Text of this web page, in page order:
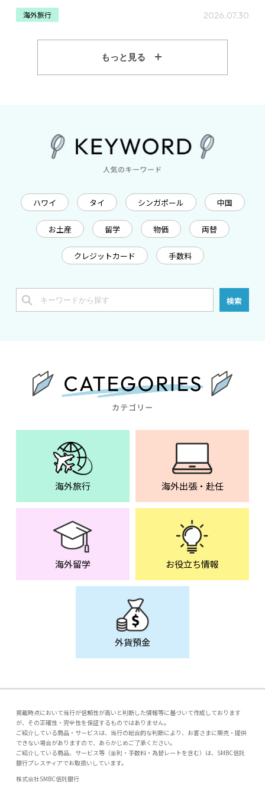
海外旅行 2026.07.30
もっと見る
ハワイ タイ シンガポール 中国
お土産 留学 物価 両替
クレジットカード 手数料
検索
海外旅行 海外出張・赴任
海外留学 お役立ち情報
外貨預金
掲載時点において当行が信頼性が高いと判断した情報等に基づいて作成しております
が、その正確性・完全性を保証するものではありません。
ご紹介している商品・サービスは、当行の総合的な判断により、お客さまに販売・提供
できない場合がありますので、あらかじめご了承ください。
ご紹介している商品、サービス等（金利・手数料・為替レートを含む）は、SMBC信託
銀行プレスティアでお取扱いしています。
株式会社SMBC信託銀行